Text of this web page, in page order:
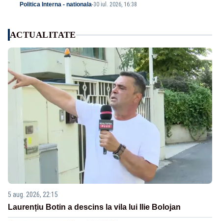
Politica Interna - nationala-30 iul. 2026, 16:38
ACTUALITATE
5 aug. 2026, 22:15
Laurențiu Botin a descins la vila lui Ilie Bolojan